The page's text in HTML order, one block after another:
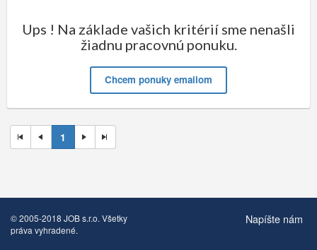
Ups ! Na základe vašich kritérií sme nenašli
žiadnu pracovnú ponuku.
Chcem ponuky emailom
1
© 2005-2018 JOB s.r.o. Všetky
práva vyhradené.
Napíšte nám